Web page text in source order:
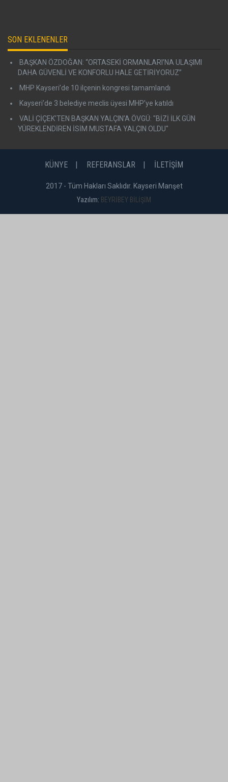
SON EKLENENLER
BAŞKAN ÖZDOĞAN: “ORTASEKİ ORMANLARI’NA ULAŞIMI
DAHA GÜVENLİ VE KONFORLU HALE GETİRİYORUZ”
MHP Kayseri’de 10 ilçenin kongresi tamamlandı
Kayseri’de 3 belediye meclis üyesi MHP’ye katıldı
VALİ ÇİÇEK’TEN BAŞKAN YALÇIN’A ÖVGÜ: "BİZİ İLK GÜN
YÜREKLENDİREN İSİM MUSTAFA YALÇIN OLDU"
KÜNYE REFERANSLAR İLETİŞİM
2017 - Tüm Hakları Saklıdır. Kayseri Manşet
Yazılım: BEYRİBEY BİLİŞİM